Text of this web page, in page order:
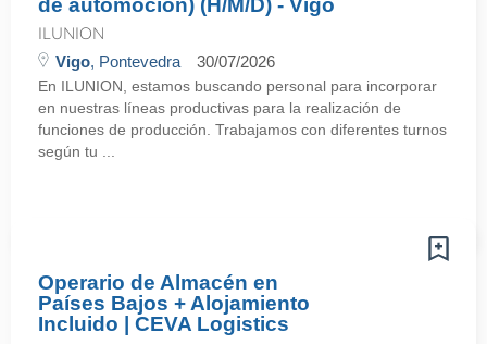
de automoción) (H/M/D) - Vigo
ILUNION
Vigo, Pontevedra 30/07/2026
En ILUNION, estamos buscando personal para incorporar
en nuestras líneas productivas para la realización de
funciones de producción. Trabajamos con diferentes turnos
según tu ...
Operario de Almacén en
Países Bajos + Alojamiento
Incluido | CEVA Logistics